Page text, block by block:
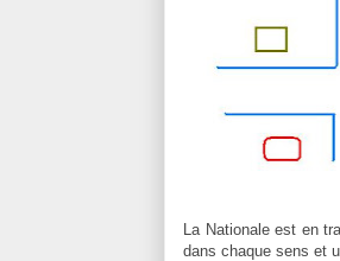
La Nationale est en
dans chaque sens et